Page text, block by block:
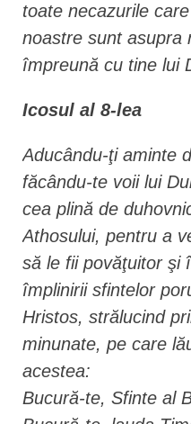
toate necazurile
noastre sunt asupra
împreună cu tine lui
Icosul al 8-lea
Aducându-ţi aminte
făcându-te voii lui
cea plină de
Athosului, pentru a
să le fii povăţuitor şi
împlinirii sfintelor
Hristos, strălucind
minunate, pe care
acestea:
Bucură-te, Sfinte al